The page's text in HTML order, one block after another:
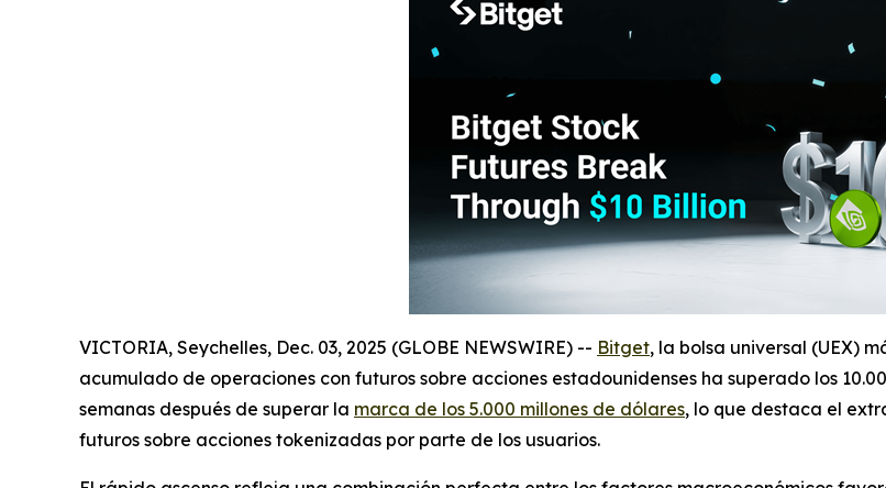
VICTORIA, Seychelles, Dec. 03, 2025 (GLOBE NEWSWIRE) -- Bitget, la bolsa universal (UEX)
acumulado de operaciones con futuros sobre acciones estadounidenses ha superado los
semanas después de superar la marca de los 5.000 millones de dólares, lo que destaca el
futuros sobre acciones tokenizadas por parte de los usuarios.